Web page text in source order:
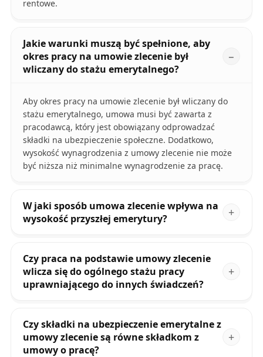
rentowe.
Jakie warunki muszą być spełnione, aby
okres pracy na umowie zlecenie był
wliczany do stażu emerytalnego?
Aby okres pracy na umowie zlecenie był wliczany do
stażu emerytalnego, umowa musi być zawarta z
pracodawcą, który jest obowiązany odprowadzać
składki na ubezpieczenie społeczne. Dodatkowo,
wysokość wynagrodzenia z umowy zlecenie nie może
być niższa niż minimalne wynagrodzenie za pracę.
W jaki sposób umowa zlecenie wpływa na
wysokość przyszłej emerytury?
Czy praca na podstawie umowy zlecenie
wlicza się do ogólnego stażu pracy
uprawniającego do innych świadczeń?
Czy składki na ubezpieczenie emerytalne z
umowy zlecenie są równe składkom z
umowy o pracę?